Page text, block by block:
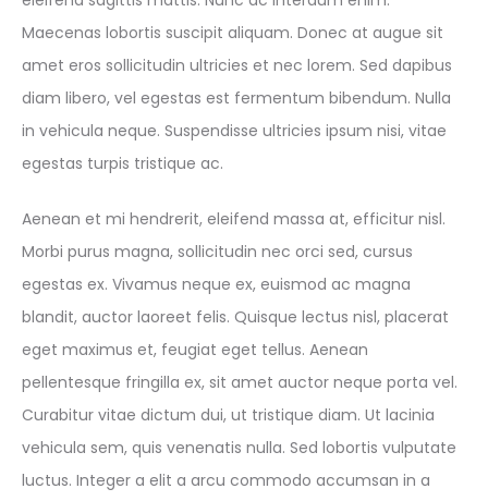
Maecenas lobortis suscipit aliquam. Donec at augue sit
amet eros sollicitudin ultricies et nec lorem. Sed dapibus
diam libero, vel egestas est fermentum bibendum. Nulla
in vehicula neque. Suspendisse ultricies ipsum nisi, vitae
egestas turpis tristique ac.
Aenean et mi hendrerit, eleifend massa at, efficitur nisl.
Morbi purus magna, sollicitudin nec orci sed, cursus
egestas ex. Vivamus neque ex, euismod ac magna
blandit, auctor laoreet felis. Quisque lectus nisl, placerat
eget maximus et, feugiat eget tellus. Aenean
pellentesque fringilla ex, sit amet auctor neque porta vel.
Curabitur vitae dictum dui, ut tristique diam. Ut lacinia
vehicula sem, quis venenatis nulla. Sed lobortis vulputate
luctus. Integer a elit a arcu commodo accumsan in a